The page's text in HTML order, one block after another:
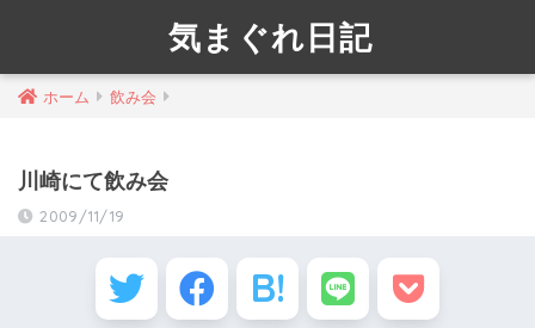
気まぐれ日記
ホーム 飲み会
川崎にて飲み会
2009/11/19